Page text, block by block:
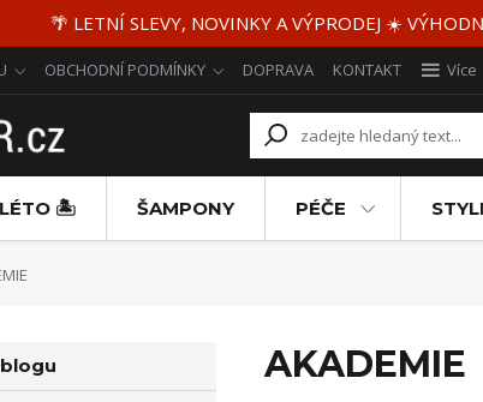
🌴 LETNÍ SLEVY, NOVINKY A VÝPRODEJ ☀️
OBCHODNÍ PODMÍNKY DOPRAVA KONTAKT Více
LÉTO 🏝️ ŠAMPONY PÉČE
AKADEMIE